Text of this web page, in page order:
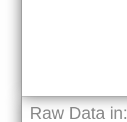
Raw Data in: